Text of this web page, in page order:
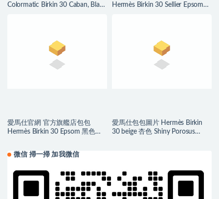
Colormatic Birkin 30 Caban, Black
Hermès Birkin 30 Sellier Epsom
愛馬仕官網 官方旗艦店包包
Hermès Birkin 30 Epsom 黑色内
愛馬仕包包圖片 Hermès Birkin
30 beige 杏色 Shiny Porosus
微信 掃一掃 加我微信